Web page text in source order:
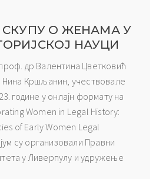
О ЖЕНАМА У
НАУЦИ
др Валентина Цветковић
Кршљанин, учествовале
године у онлајн формату на
Women in Legal History:
of Early Women Legal
су организовали Правни
у Ливерпулу и удружење